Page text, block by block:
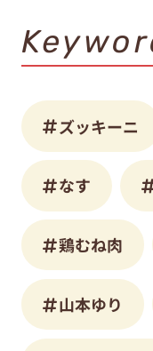
ズッキーニ
なす
鶏むね肉
山本ゆり